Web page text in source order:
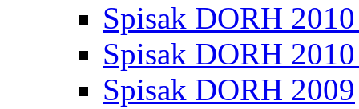
Spisak DORH
Spisak DORH
Spisak DORH 2009